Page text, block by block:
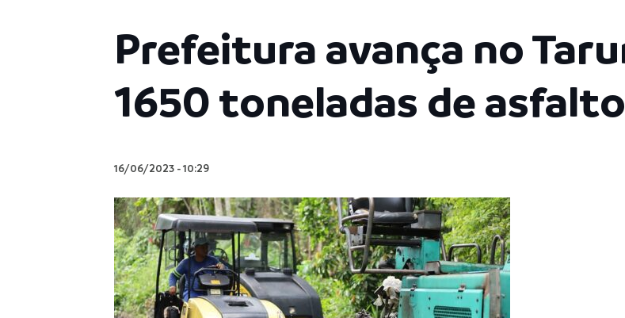
Prefeitura avança no
1650 toneladas de asfalto
16/06/2023 -10:29